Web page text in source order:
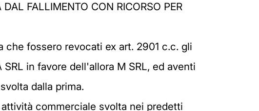
FALLIMENTO CON RICORSO PER
fossero revocati ex art. 2901 c.c. gli
in favore dell'allora M SRL, ed aventi
dalla prima.
commerciale svolta nei predetti